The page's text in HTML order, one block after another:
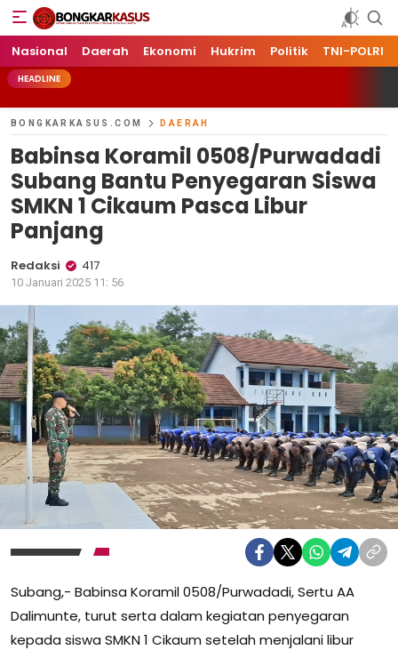
Bongkarkasus.com
Mengungkap Tabir Peristiwa Dengan Data dan Fakta
Nasional Daerah Ekonomi Hukrim Politik TNI-POLRI
HEADLINE
BONGKARKASUS.COM DAERAH
Babinsa Koramil 0508/Purwadadi
Subang Bantu Penyegaran Siswa
SMKN 1 Cikaum Pasca Libur
Panjang
Redaksi 417
10 Januari 2025 11: 56
Subang,- Babinsa Koramil 0508/Purwadadi, Sertu AA
Dalimunte, turut serta dalam kegiatan penyegaran
kepada siswa SMKN 1 Cikaum setelah menjalani libur